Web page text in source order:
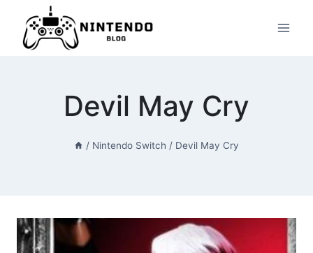
Przeskocz
treści
Devil May Cry
/ Nintendo Switch / Devil May Cry